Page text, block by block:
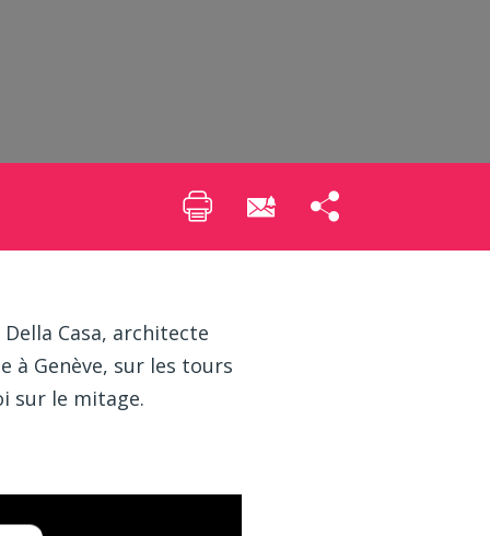
Casa, architecte
à Genève, sur les tours
sur le mitage.